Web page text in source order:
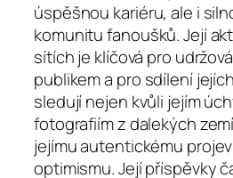
úspěšnou kariéru, ale i
komunitu fanoušků. Její
sítích je klíčová pro
publikem a pro sdílení
sledují nejen kvůli jejím
fotografiím z dalekých
jejímu autentickému
optimismu. Její příspěvky